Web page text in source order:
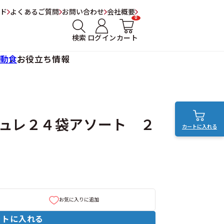
よくあるご質問 お問い合わせ 会社概要
検索 ログインカート
0
食お役立ち情報
カートに入れる
レ２４袋アソート ２
お気に入りに追加
に入れる